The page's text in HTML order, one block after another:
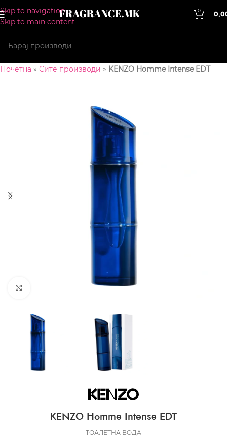
Skip to navigation
Skip to main content
0
Почетна » Сите производи » KENZO Homme Intense EDT
KENZO Homme Intense EDT
ТОАЛЕТНА ВОДА